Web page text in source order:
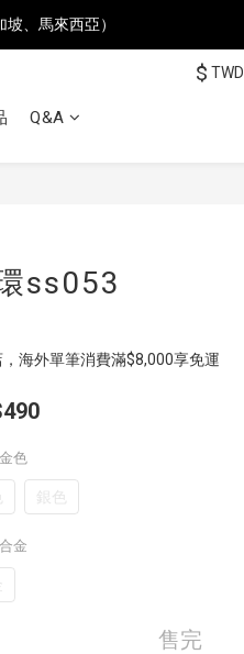
、馬來西亞）
、馬來西亞）
、馬來西亞）
$ TWD
Q&A
ss053
，海外單筆消費滿$8,000享免運
色
銀色
金
售完